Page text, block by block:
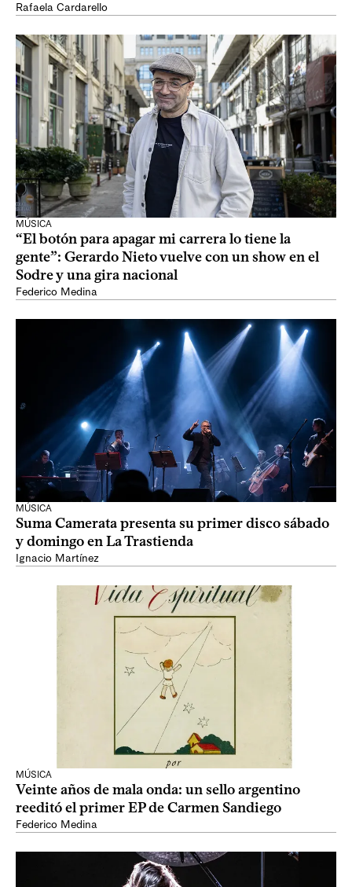
Rafaela Cardarello
MÚSICA
“El botón para apagar mi carrera lo tiene la
gente”: Gerardo Nieto vuelve con un show en el
Sodre y una gira nacional
Federico Medina
MÚSICA
Suma Camerata presenta su primer disco sábado
y domingo en La Trastienda
Ignacio Martínez
MÚSICA
Veinte años de mala onda: un sello argentino
reeditó el primer EP de Carmen Sandiego
Federico Medina